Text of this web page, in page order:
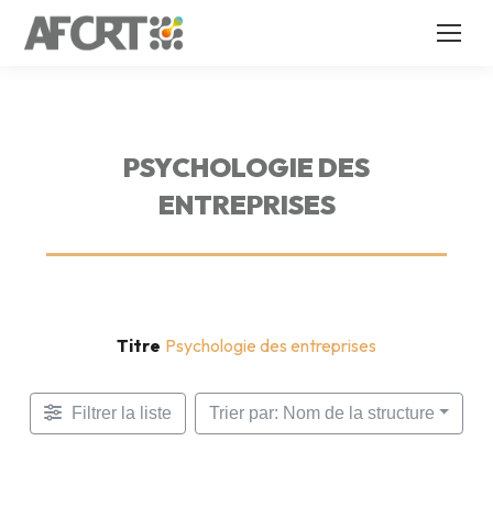
PSYCHOLOGIE DES
ENTREPRISES
Titre Psychologie des entreprises
Filtrer la liste Trier par: Nom de la structure